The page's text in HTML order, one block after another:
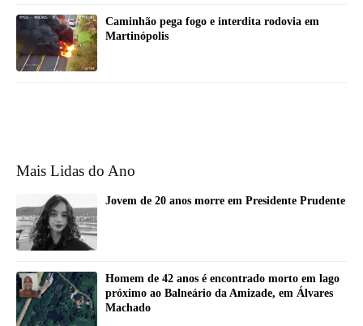
Caminhão pega fogo e interdita rodovia em
Martinópolis
Mais Lidas do Ano
Jovem de 20 anos morre em Presidente Prudente
Homem de 42 anos é encontrado morto em lago
próximo ao Balneário da Amizade, em Álvares
Machado